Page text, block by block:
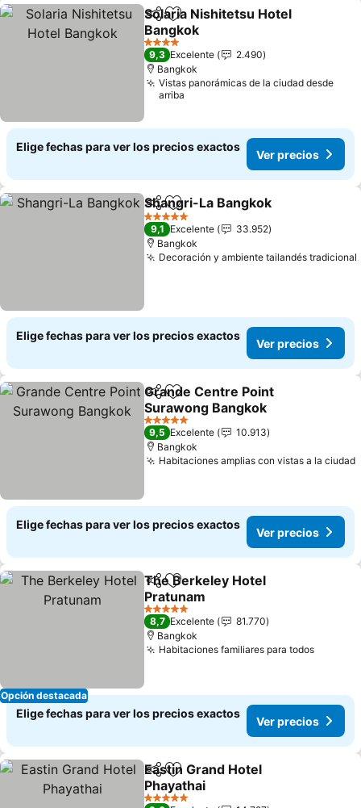
CompartirAgregar a favoritos
Solaria Nishitetsu Hotel
Bangkok
4 Estrellas
9,3 Excelente
2.490
Bangkok
Vistas panorámicas de la ciudad desde
arriba
Elige fechas para ver los precios exactos
Ver precios
CompartirAgregar a favoritos
Shangri-La Bangkok
5 Estrellas
9,1 Excelente
33.952
Bangkok
Decoración y ambiente tailandés tradicional
Elige fechas para ver los precios exactos
Ver precios
CompartirAgregar a favoritos
Grande Centre Point
Surawong Bangkok
5 Estrellas
9,5 Excelente
10.913
Bangkok
Habitaciones amplias con vistas a la ciudad
Elige fechas para ver los precios exactos
Ver precios
Opción destacada
Compartir
Agregar a favoritos
The Berkeley Hotel
Pratunam
5 Estrellas
8,7 Excelente
81.770
Bangkok
Habitaciones familiares para todos
Elige fechas para ver los precios exactos
Ver precios
CompartirAgregar a favoritos
Eastin Grand Hotel
Phayathai
5 Estrellas